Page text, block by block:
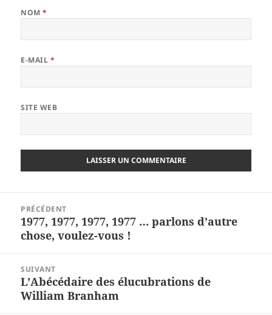
NOM*
E-MAIL *
SITE WEB
l’article
PRÉCÉDENT
Article
précédent :
1977, 1977, 1977, 1977 … parlons d’autre
chose, voulez-vous !
SUIVANT
Article
suivant :
L’Abécédaire des élucubrations de
William Branham